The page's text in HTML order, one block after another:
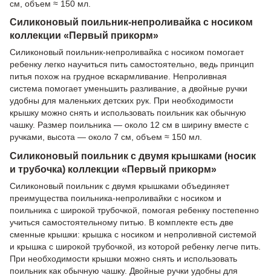
см, объем ≈ 150 мл.
Силиконовый поильник-непроливайка с носиком
коллекции «Первый прикорм»
Силиконовый поильник-непроливайка с носиком помогает
ребенку легко научиться пить самостоятельно, ведь принцип
питья похож на грудное вскармливание. Непроливная
система помогает уменьшить разливание, а двойные ручки
удобны для маленьких детских рук. При необходимости
крышку можно снять и использовать поильник как обычную
чашку. Размер поильника — около 12 см в ширину вместе с
ручками, высота — около 7 см, объем ≈ 150 мл.
Силиконовый поильник с двумя крышками (носик
и трубочка) коллекции «Первый прикорм»
Силиконовый поильник с двумя крышками объединяет
преимущества поильника-непроливайки с носиком и
поильника с широкой трубочкой, помогая ребенку постепенно
учиться самостоятельному питью. В комплекте есть две
сменные крышки: крышка с носиком и непроливной системой
и крышка с широкой трубочкой, из которой ребенку легче пить.
При необходимости крышки можно снять и использовать
поильник как обычную чашку. Двойные ручки удобны для